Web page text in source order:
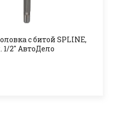
с битой SPLINE,
1/2" АвтоДело